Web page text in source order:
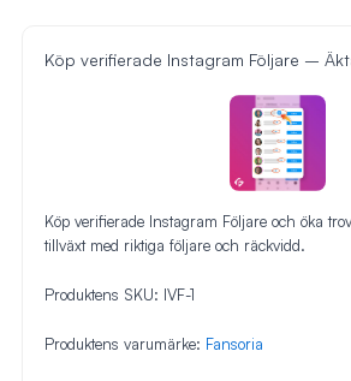
Köp verifierade Instagram Följare –
Köp verifierade Instagram Följare och öka
tillväxt med riktiga följare och räckvidd.
Produktens SKU: IVF-1
Produktens varumärke: Fansoria